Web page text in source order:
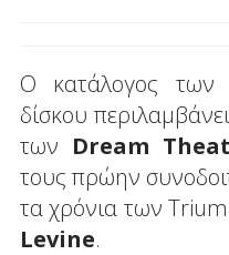
Ο κατάλογος των
δίσκου
των Dream
τους πρώην
τα χρόνια των
Levine.